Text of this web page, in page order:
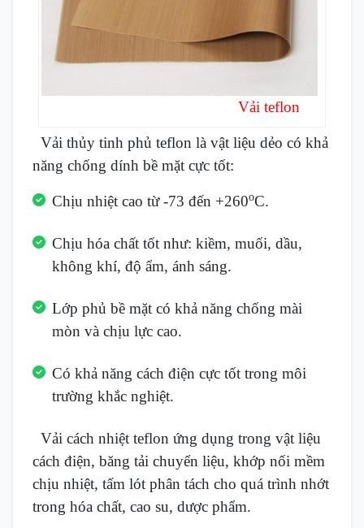
Vải teflon
Vải thủy tinh phủ teflon là vật liệu dẻo có khả
năng chống dính bề mặt cực tốt:
Chịu nhiệt cao từ -73 đến +260oC.
Chịu hóa chất tốt như: kiềm, muối, dầu,
không khí, độ ẩm, ánh sáng.
Lớp phủ bề mặt có khả năng chống mài
mòn và chịu lực cao.
Có khả năng cách điện cực tốt trong môi
trường khắc nghiệt.
Vải cách nhiệt teflon ứng dụng trong vật liệu
cách điện, băng tải chuyển liệu, khớp nối mềm
chịu nhiệt, tấm lót phân tách cho quá trình nhớt
trong hóa chất, cao su, dược phẩm.